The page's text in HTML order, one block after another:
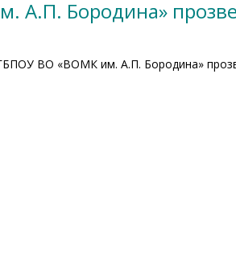
Бородина»
ВО «ВОМК им. А.П. Бородина»